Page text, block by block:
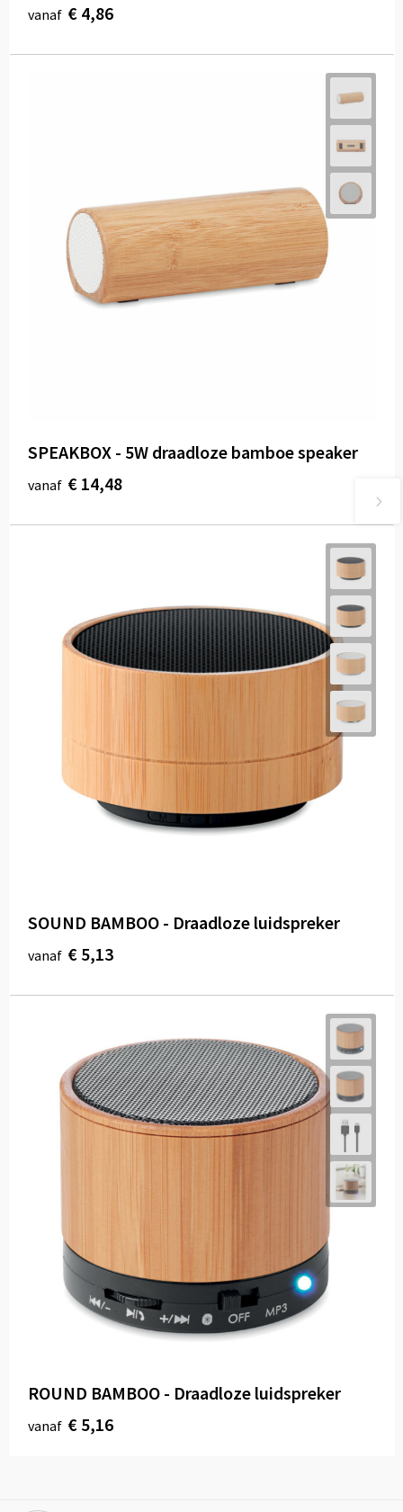
vanaf € 4,86
SPEAKBOX - 5W draadloze bamboe speaker
vanaf € 14,48
SOUND BAMBOO - Draadloze luidspreker
vanaf € 5,13
ROUND BAMBOO - Draadloze luidspreker
vanaf € 5,16